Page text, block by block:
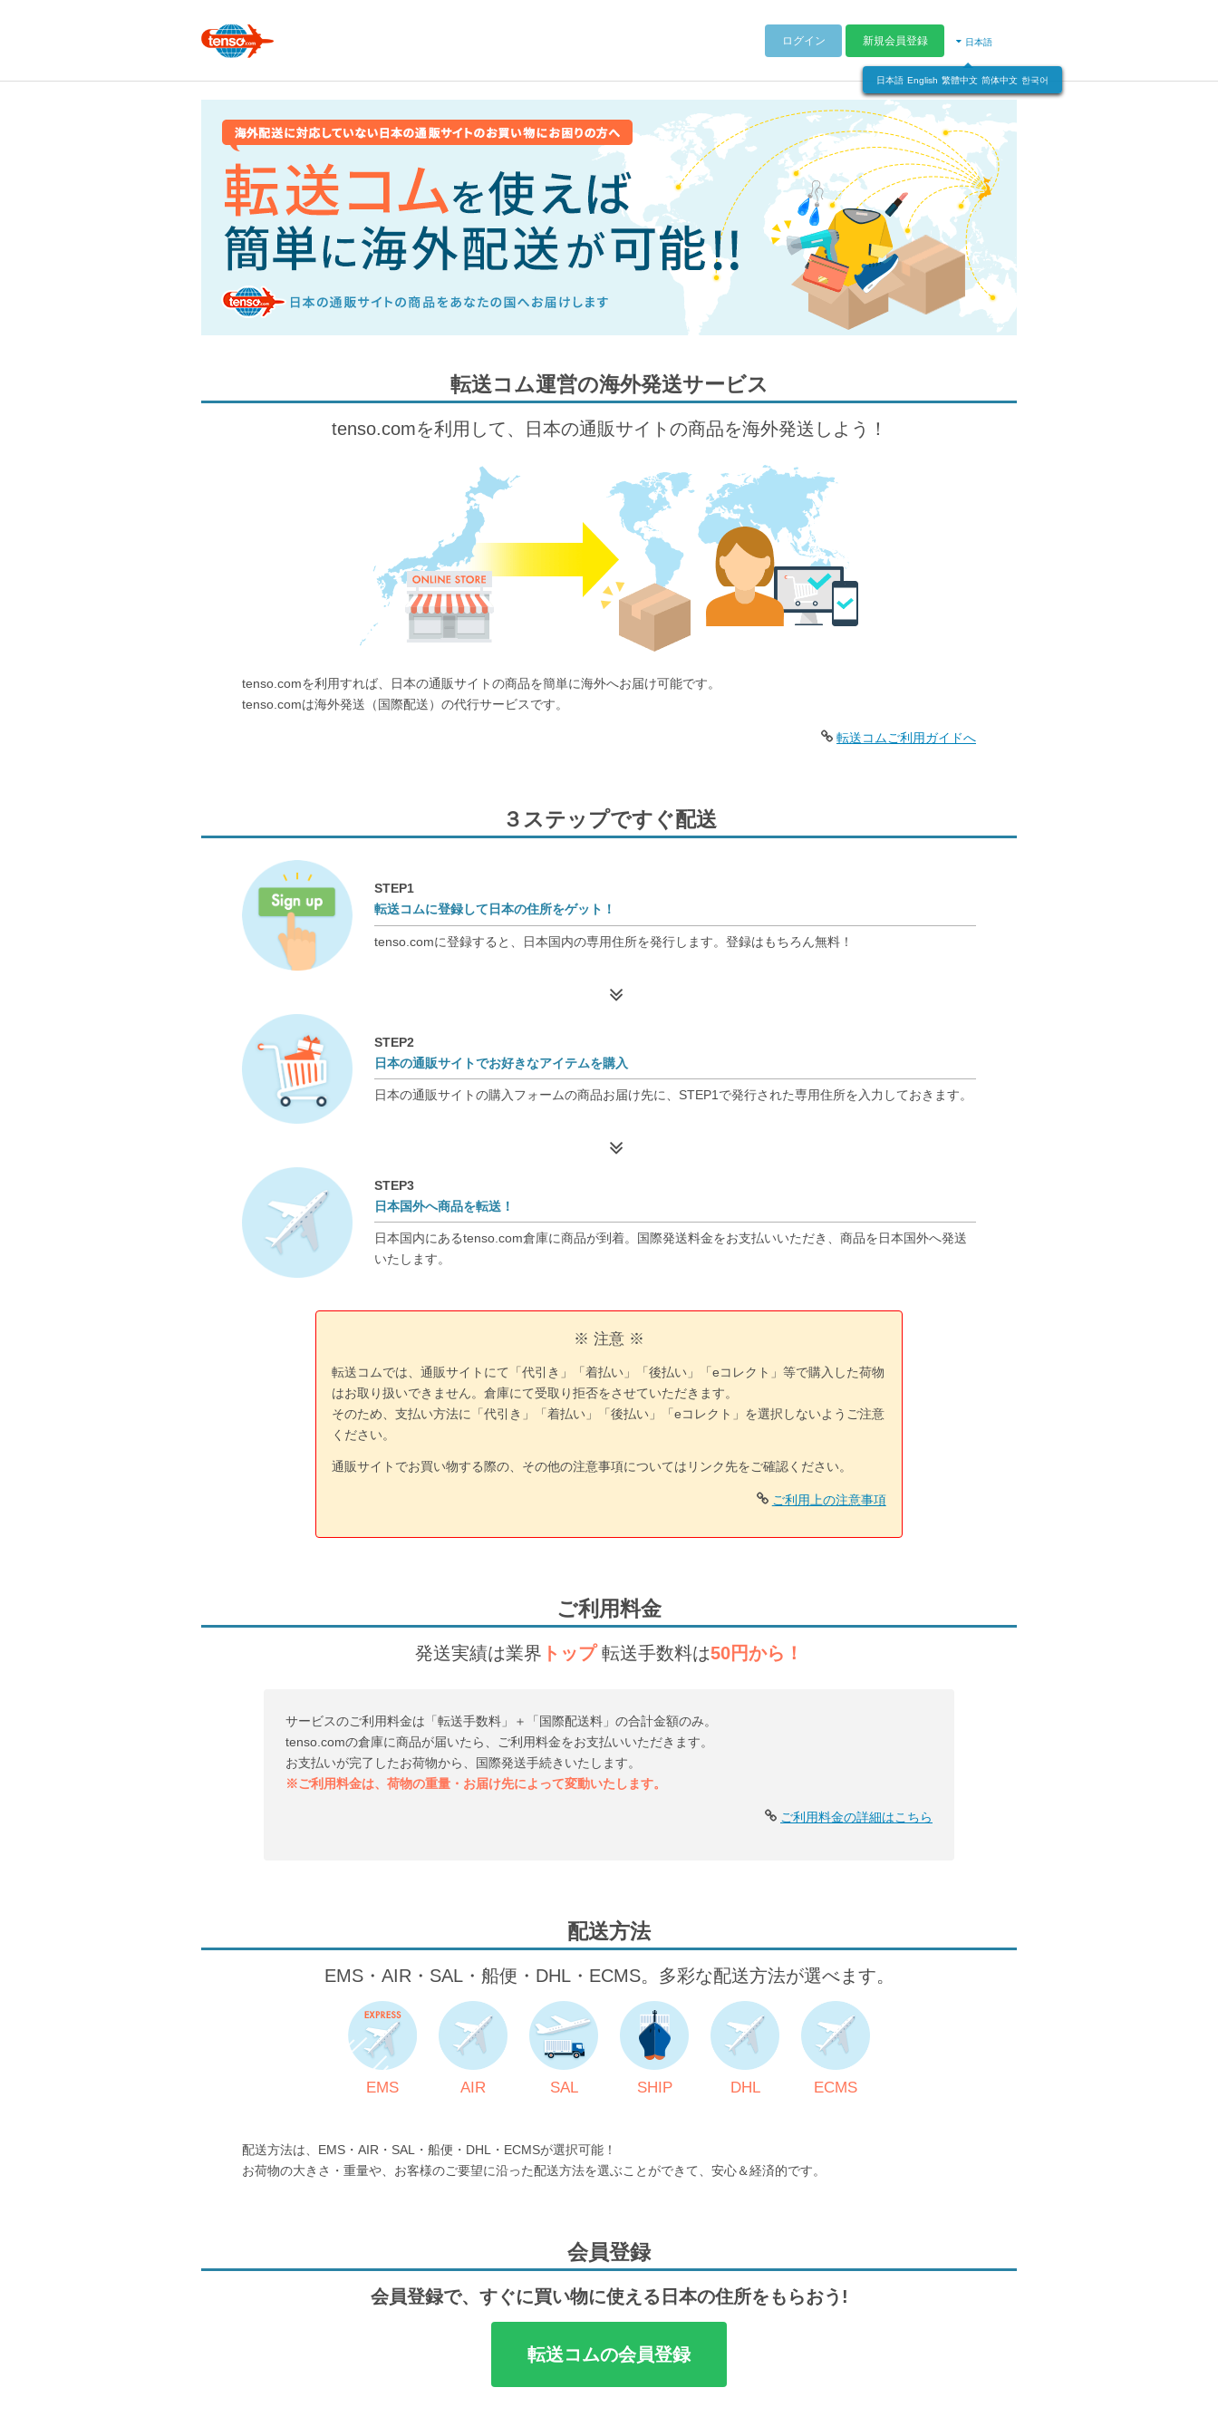
ログイン 新規会員登録 日本語
日本語 English 繁體中文 简体中文 한국어
転送コム運営の海外発送サービス
tenso.comを利用して、日本の通販サイトの商品を海外発送しよう！
tenso.comを利用すれば、日本の通販サイトの商品を簡単に海外へお届け可能です。
tenso.comは海外発送（国際配送）の代行サービスです。
転送コムご利用ガイドへ
３ステップですぐ配送
STEP1
転送コムに登録して日本の住所をゲット！
tenso.comに登録すると、日本国内の専用住所を発行します。登録はもちろん無料！
STEP2
日本の通販サイトでお好きなアイテムを購入
日本の通販サイトの購入フォームの商品お届け先に、STEP1で発行された専用住所を入力しておきます。
STEP3
日本国外へ商品を転送！
日本国内にあるtenso.com倉庫に商品が到着。国際発送料金をお支払いいただき、商品を日本国外へ発送
いたします。
※ 注意 ※
転送コムでは、通販サイトにて「代引き」「着払い」「後払い」「eコレクト」等で購入した荷物
はお取り扱いできません。倉庫にて受取り拒否をさせていただきます。
そのため、支払い方法に「代引き」「着払い」「後払い」「eコレクト」を選択しないようご注意
ください。
通販サイトでお買い物する際の、その他の注意事項についてはリンク先をご確認ください。
ご利用上の注意事項
ご利用料金
発送実績は業界 トップ 転送手数料は50円から！
サービスのご利用料金は「転送手数料」＋「国際配送料」の合計金額のみ。
tenso.comの倉庫に商品が届いたら、ご利用料金をお支払いいただきます。
お支払いが完了したお荷物から、国際発送手続きいたします。
※ご利用料金は、荷物の重量・お届け先によって変動いたします。
ご利用料金の詳細はこちら
配送方法
EMS・AIR・SAL・船便・DHL・ECMS。多彩な配送方法が選べます。
EMS AIR SAL SHIP DHL ECMS
配送方法は、EMS・AIR・SAL・船便・DHL・ECMSが選択可能！
お荷物の大きさ・重量や、お客様のご要望に沿った配送方法を選ぶことができて、安心＆経済的です。
会員登録
会員登録で、すぐに買い物に使える日本の住所をもらおう!
転送コムの会員登録